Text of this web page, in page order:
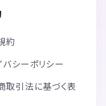
約
バシーポリシー
取引法に基づく表